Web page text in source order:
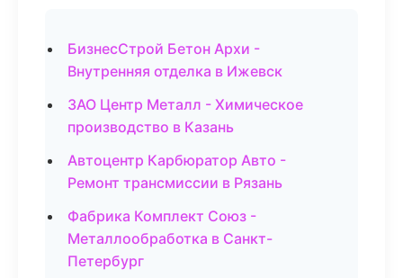
БизнесСтрой Бетон Архи -
Внутренняя отделка в Ижевск
ЗАО Центр Металл - Химическое
производство в Казань
Автоцентр Карбюратор Авто -
Ремонт трансмиссии в Рязань
Фабрика Комплект Союз -
Металлообработка в Санкт-
Петербург